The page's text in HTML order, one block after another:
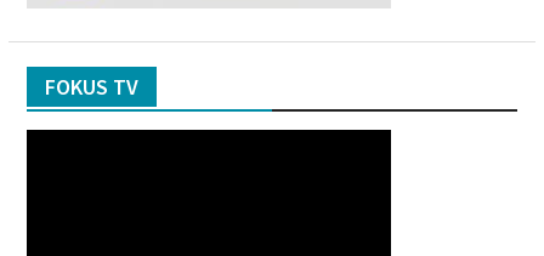
FOKUS TV